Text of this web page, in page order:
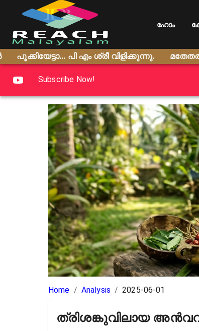
ഹോം
പി എം ശ്രീ വിളിക്കുന്നു. മതേതര
Subscribe Now!
Home / Analysis / 2025-06-01
ത്രിശങ്കുവിലായ